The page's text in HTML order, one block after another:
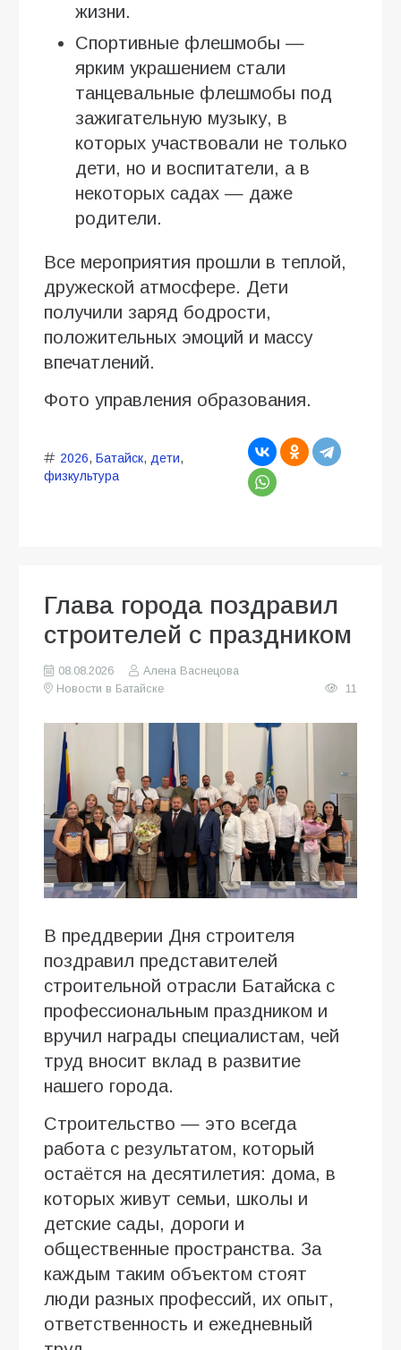
жизни.
Спортивные флешмобы —
ярким украшением стали
танцевальные флешмобы под
зажигательную музыку, в
которых участвовали не только
дети, но и воспитатели, а в
некоторых садах — даже
родители.
Все мероприятия прошли в теплой,
дружеской атмосфере. Дети
получили заряд бодрости,
положительных эмоций и массу
впечатлений.
Фото управления образования.
2026, Батайск, дети,
физкультура
Глава города поздравил
строителей с праздником
08.08.2026
Алена Васнецова
Новости в Батайске
11
В преддверии Дня строителя
поздравил представителей
строительной отрасли Батайска с
профессиональным праздником и
вручил награды специалистам, чей
труд вносит вклад в развитие
нашего города.
Строительство — это всегда
работа с результатом, который
остаётся на десятилетия: дома, в
которых живут семьи, школы и
детские сады, дороги и
общественные пространства. За
каждым таким объектом стоят
люди разных профессий, их опыт,
ответственность и ежедневный